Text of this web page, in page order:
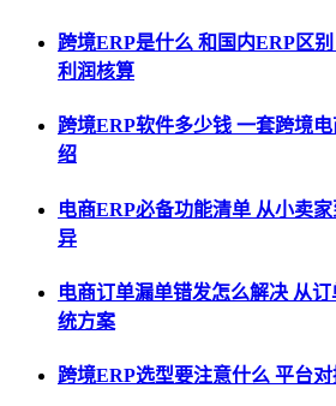
跨境ERP是什么 和国内ERP区
利润核算
跨境ERP软件多少钱 一套跨境
绍
电商ERP必备功能清单 从小卖
异
电商订单漏单错发怎么解决 从
统方案
跨境ERP选型要注意什么 平台